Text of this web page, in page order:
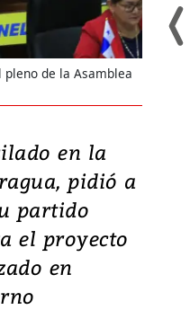
de la Asamblea
en la
pidió a
partido
el proyecto
en
de magnitud
martes 28 de
provocando una